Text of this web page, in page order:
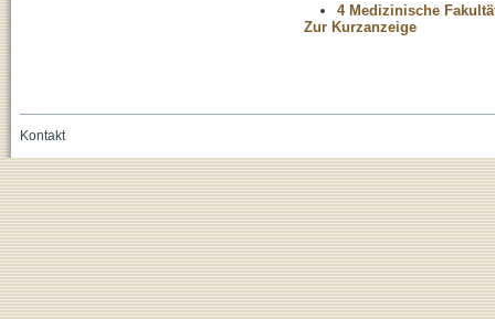
4 Medizinische
Zur Kurzanzeige
Kontakt